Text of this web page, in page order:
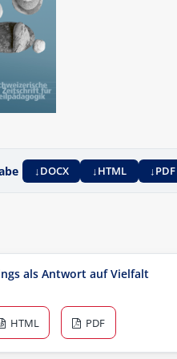
DOCX HTML PDF
als Antwort auf Vielfalt
HTML PDF